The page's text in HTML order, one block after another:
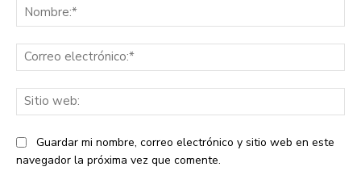
Guardar mi nombre, correo electrónico y sitio web en este
navegador la próxima vez que comente.